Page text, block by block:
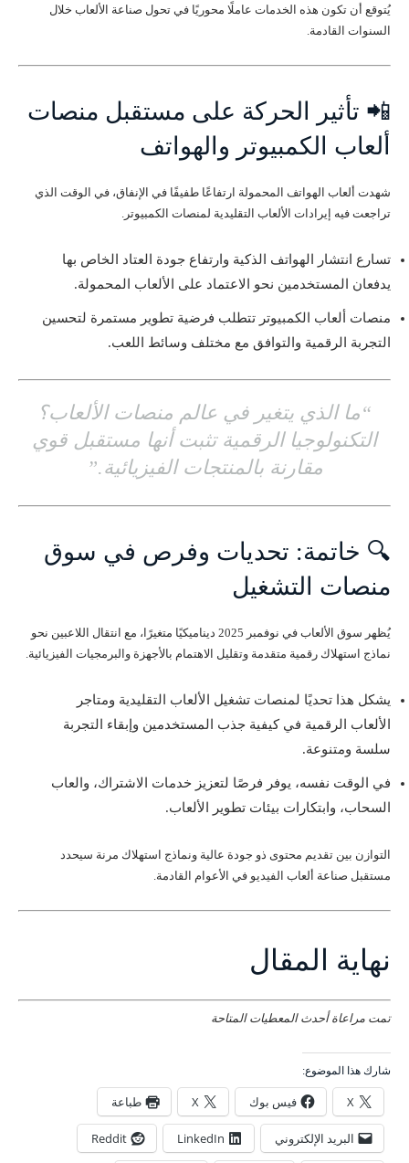
يُتوقع أن تكون هذه الخدمات عاملًا محوريًا في تحول صناعة الألعاب خلال
السنوات القادمة.
📲 تأثير الحركة على مستقبل منصات
ألعاب الكمبيوتر والهواتف
شهدت ألعاب الهواتف المحمولة ارتفاعًا طفيفًا في الإنفاق، في الوقت الذي
تراجعت فيه إيرادات الألعاب التقليدية لمنصات الكمبيوتر.
تسارع انتشار الهواتف الذكية وارتفاع جودة العتاد الخاص بها
يدفعان المستخدمين نحو الاعتماد على الألعاب المحمولة.
منصات ألعاب الكمبيوتر تتطلب فرضية تطوير مستمرة لتحسين
التجربة الرقمية والتوافق مع مختلف وسائط اللعب.
“ما الذي يتغير في عالم منصات الألعاب؟
التكنولوجيا الرقمية تثبت أنها مستقبل قوي
مقارنة بالمنتجات الفيزيائية.”
🔍 خاتمة: تحديات وفرص في سوق
منصات التشغيل
يُظهر سوق الألعاب في نوفمبر 2025 ديناميكيًا متغيرًا، مع انتقال اللاعبين نحو
نماذج استهلاك رقمية متقدمة وتقليل الاهتمام بالأجهزة والبرمجيات الفيزيائية.
يشكل هذا تحديًا لمنصات تشغيل الألعاب التقليدية ومتاجر
الألعاب الرقمية في كيفية جذب المستخدمين وإبقاء التجربة
سلسة ومتنوعة.
في الوقت نفسه، يوفر فرصًا لتعزيز خدمات الاشتراك، والعاب
السحاب، وابتكارات بيئات تطوير الألعاب.
التوازن بين تقديم محتوى ذو جودة عالية ونماذج استهلاك مرنة سيحدد
مستقبل صناعة ألعاب الفيديو في الأعوام القادمة.
نهاية المقال
تمت مراعاة أحدث المعطيات المتاحة
شارك هذا الموضوع:
X فيس بوك X طباعة
البريد الإلكتروني LinkedIn
Reddit